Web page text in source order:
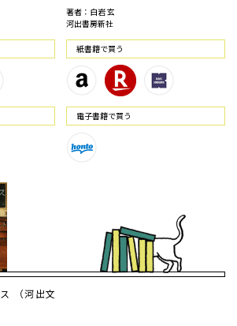
著者：白岩 玄
河出書房新社
紙書籍で買う
電⼦書籍で買う
（河出文